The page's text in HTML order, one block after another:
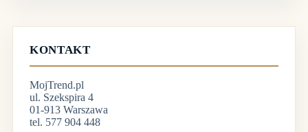
KONTAKT
MojTrend.pl
ul. Szekspira 4
01-913 Warszawa
tel. 577 904 448